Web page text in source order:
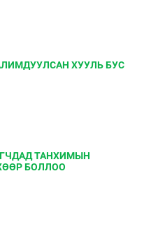
ХУУЛЬ БУС
ТАНХИМЫН
БОЛЛОО